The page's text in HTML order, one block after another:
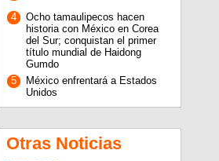
4
Ocho tamaulipecos hacen
historia con México en Corea
del Sur; conquistan el primer
título mundial de Haidong
Gumdo
5
México enfrentará a Estados
Unidos
Otras Noticias